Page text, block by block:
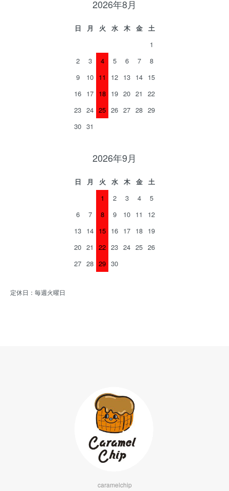
2026年8月
日 月 火 水 木 金
土
1
2
3 4 5 6 7
8
9
10 11 12 13 14 15
16 17 18 19 20 21
22
23 24 25 26 27 28 29
30 31
2026年9月
日 月 火 水 木 金
土
1
2 3 4
5
6
7 8 9 10 11
12
13 14 15 16 17 18 19
20 21 22 23 24 25 26
27 28 29 30
定休日：毎週火曜日
caramelchip